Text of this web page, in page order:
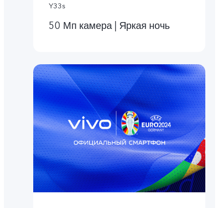
Y33s
50 Мп камера | Яркая ночь